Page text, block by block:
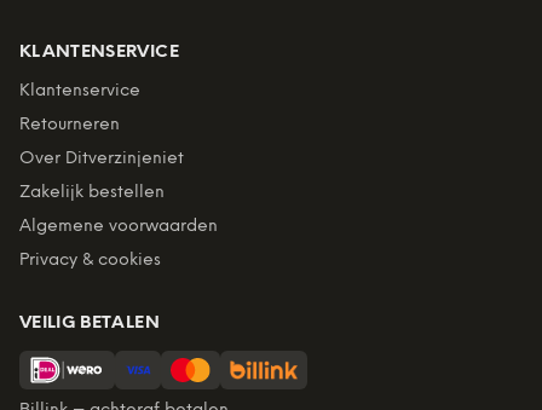
KLANTENSERVICE
Klantenservice
Retourneren
Over Ditverzinjeniet
Zakelijk bestellen
Algemene voorwaarden
Privacy & cookies
VEILIG BETALEN